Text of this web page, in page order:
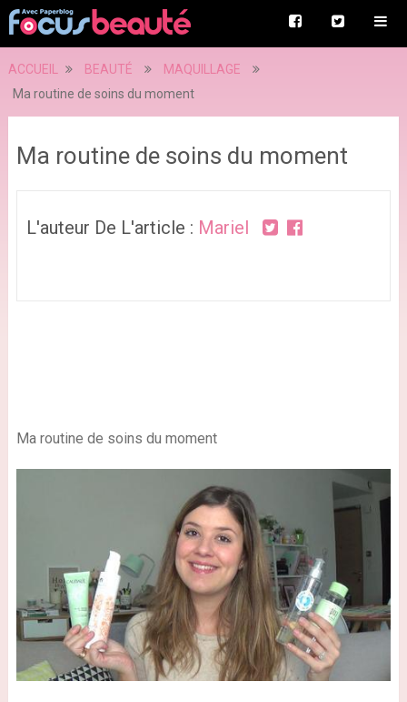
ACCUEIL BEAUTÉ
MAQUILLAGE
Ma routine de soins du moment
Ma routine de soins du moment
L'auteur De L'article : Mariel
Ma routine de soins du moment